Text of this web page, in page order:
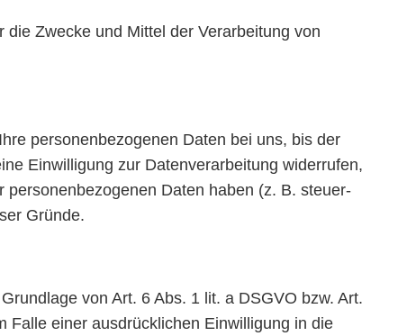
Zwecke und Mittel der Verarbeitung von
personenbezogenen Daten bei uns, bis der
Einwilligung zur Datenverarbeitung widerrufen,
Daten haben (z. B. steuer-
Gründe.
von Art. 6 Abs. 1 lit. a DSGVO bzw. Art.
Falle einer ausdrücklichen Einwilligung in die